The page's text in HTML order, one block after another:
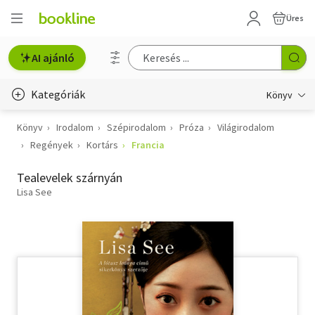
Üres
AI ajánló
Kategóriák Könyv
Életmód, egészség
Gyermek- és ifjúsági
Hobbi, szabadidő
Könyv Irodalom Szépirodalom Próza
Világirodalom
Regények
Kortárs Francia
Tealevelek szárnyán
Lisa See